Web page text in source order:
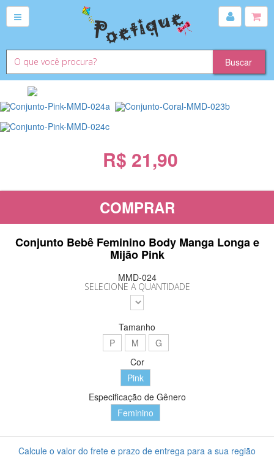
R$ 21,90
COMPRAR
Conjunto Bebê Feminino Body Manga Longa e
Mijão Pink
MMD-024
SELECIONE A QUANTIDADE
Tamanho
P
M
G
Cor
Pink
Especificação de Gênero
Feminino
Calcule o valor do frete e prazo de entrega para a sua região